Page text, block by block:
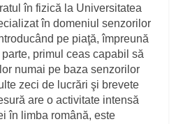
în fizică la Universitatea
în domeniul senzorilor
pe piaţă, împreună
primul ceas capabil să
numai pe baza senzorilor
zeci de lucrări şi brevete
are o activitate intensă
în limba română, este